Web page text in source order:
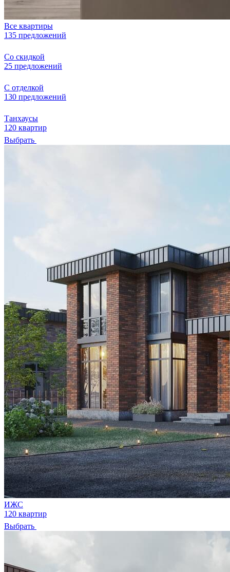
Все квартиры
135 предложений
Со скидкой
25 предложений
С отделкой
130 предложений
Танхаусы
120 квартир
Выбрать
ИЖС
120 квартир
Выбрать